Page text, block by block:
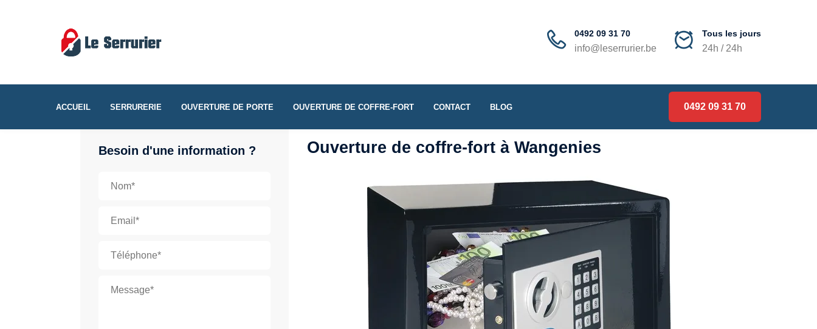
0492 09 31 70
info@leserrurier.be
Tous les jours
24h / 24h
ACCUEIL SERRURERIE OUVERTURE DE PORTE OUVERTURE DE COFFRE-FORT CONTACT BLOG 0492 09 31 70
Besoin d'une information ? Ouverture de coffre-fort à Wangenies